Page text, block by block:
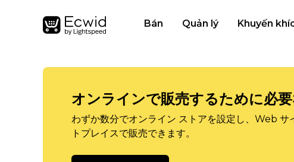
Bán Quản lý Khuyến
オンラインで販売するために必
わずか数分でオンライン ストアを設定し、Web サ
トプレイスで販売できます。